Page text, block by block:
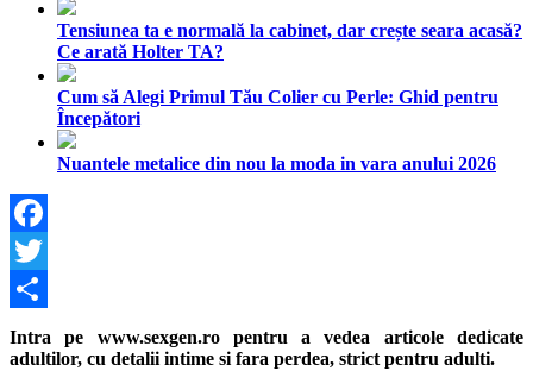
Tensiunea ta e normală la cabinet, dar crește seara acasă?
Ce arată Holter TA?
Cum să Alegi Primul Tău Colier cu Perle: Ghid pentru
Începători
Nuantele metalice din nou la moda in vara anului 2026
Facebook
Twitter
Share
Intra pe www.sexgen.ro pentru a vedea articole dedicate
adultilor, cu detalii intime si fara perdea, strict pentru adulti.